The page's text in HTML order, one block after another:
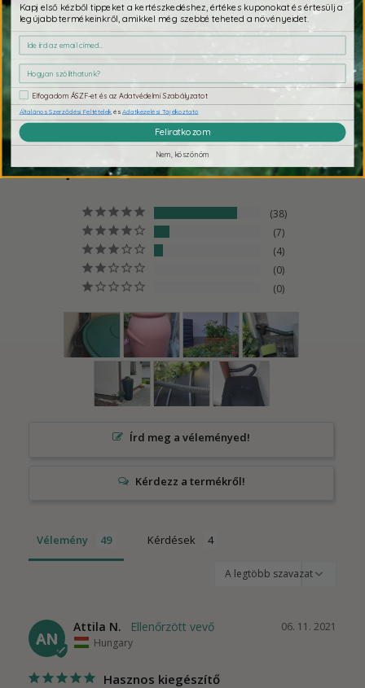
Ezeket se hagyd ki
4,7 49 értékelés alapján
38
7
4
0
0
Írd meg a véleményed!
Vélemény Kérdések
AN
06. 11. 2021
Attila N.
Hungary
Hasznos kiegészítő
Kapj első kézből tippeket a kertészkedéshez, értékes kuponokat és értesülj a
legújabb termékeinkről, amikkel még szebbé teheted a növényeidet.
Elfogadom ÁSZF-et és az Adatvédelmi Szabályzatot
Általános Szerződési FeltételekésAdatkezelési Tájékoztató
Feliratkozom
Nem, köszönöm